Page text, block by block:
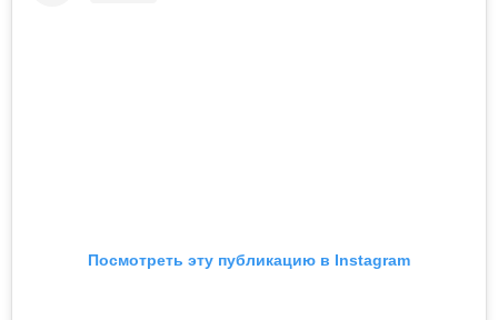
Посмотреть эту публикацию в Instagram